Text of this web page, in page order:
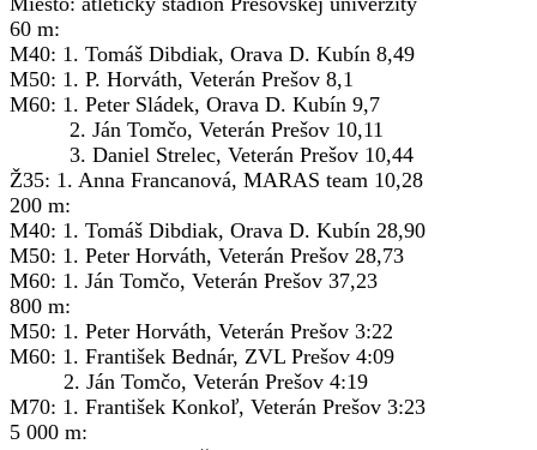
60 m:
M40: 1. Tomáš Dibdiak, Orava D. Kubín 8,49
M50: 1. P. Horváth, Veterán Prešov 8,1
M60: 1. Peter Sládek, Orava D. Kubín 9,7
2. Ján Tomčo, Veterán Prešov 10,11
3. Daniel Strelec, Veterán Prešov 10,44
Ž35: 1. Anna Francanová, MARAS team 10,28
200 m:
M40: 1. Tomáš Dibdiak, Orava D. Kubín 28,90
M50: 1. Peter Horváth, Veterán Prešov 28,73
M60: 1. Ján Tomčo, Veterán Prešov 37,23
800 m:
M50: 1. Peter Horváth, Veterán Prešov 3:22
M60: 1. František Bednár, ZVL Prešov 4:09
2. Ján Tomčo, Veterán Prešov 4:19
M70: 1. František Konkoľ, Veterán Prešov 3:23
5 000 m: